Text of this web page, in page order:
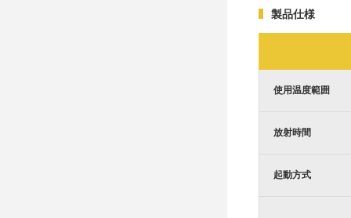
製品仕様
使用温度範囲
放射時間
起動方式